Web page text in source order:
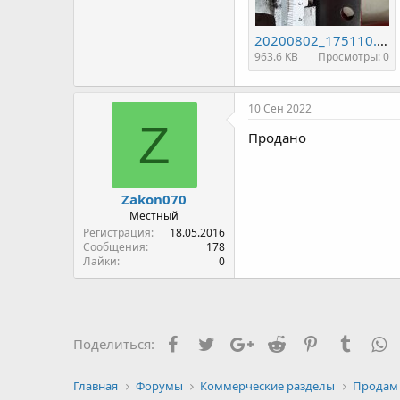
20200802_175110.jpg
963.6 KB Просмотры: 0
Z
Zakon070
Местный
Регистрация
18.05.2016
Сообщения
178
Лайки
0
10 Сен 2022
Продано
Поделиться: FacebookTwitterGoogle+
Reddit PinterestTumblr
Главная Форумы Коммерческие разделы Продам